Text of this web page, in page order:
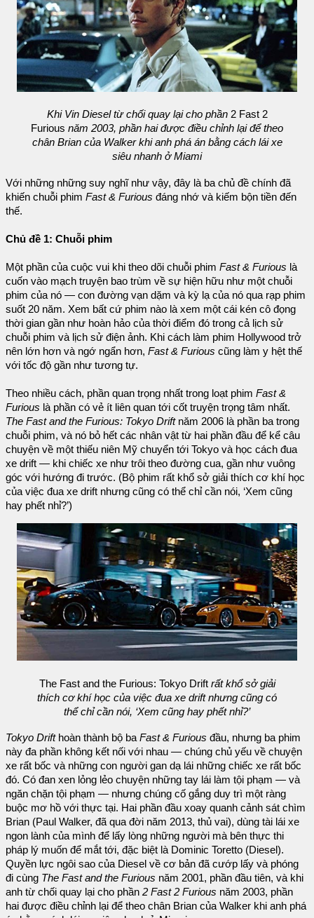
Khi Vin Diesel từ chối quay lại cho phần2 Fast 2
Furious năm 2003, phần hai được điều chỉnh lại để theo
chân Brian của Walker khi anh phá án bằng cách lái xe
siêu nhanh ở Miami
Với những những suy nghĩ như vậy, đây là ba chủ đề chính đã
khiến chuỗi phim Fast & Furious đáng nhớ và kiếm bộn tiền đến
thế.
Chủ đề 1: Chuỗi phim
Một phần của cuộc vui khi theo dõi chuỗi phim Fast & Furious là
cuốn vào mạch truyện bao trùm về sự hiện hữu như một chuỗi
phim của nó — con đường vạn dặm và kỳ lạ của nó qua rạp phim
suốt 20 năm. Xem bất cứ phim nào là xem một cái kén cô đọng
thời gian gần như hoàn hảo của thời điểm đó trong cả lịch sử
chuỗi phim và lịch sử điện ảnh. Khi cách làm phim Hollywood trở
nên lớn hơn và ngớ ngẩn hơn, Fast & Furious cũng làm y hệt thế
với tốc độ gần như tương tự.
Theo nhiều cách, phần quan trọng nhất trong loạt phim Fast &
Furious là phần có vẻ ít liên quan tới cốt truyện trọng tâm nhất.
The Fast and the Furious: Tokyo Driftnăm 2006 là phần ba trong
chuỗi phim, và nó bỏ hết các nhân vật từ hai phần đầu để kể câu
chuyện về một thiếu niên Mỹ chuyển tới Tokyo và học cách đua
xe drift — khi chiếc xe như trôi theo đường cua, gần như vuông
góc với hướng đi trước. (Bộ phim rất khổ sở giải thích cơ khí học
của việc đua xe drift nhưng cũng có thể chỉ cần nói, ‘Xem cũng
hay phết nhỉ?’)
The Fast and the Furious: Tokyo Drift rất khổ sở giải
thích cơ khí học của việc đua xe drift nhưng cũng có
thể chỉ cần nói, ‘Xem cũng hay phết nhỉ?’
Tokyo Drifthoàn thành bộ baFast & Furious đầu, nhưng ba phim
này đa phần không kết nối với nhau — chúng chủ yếu về chuyện
xe rất bốc và những con người gan dạ lái những chiếc xe rất bốc
đó. Có đan xen lỏng lẻo chuyện những tay lái làm tội phạm — và
ngăn chặn tội phạm — nhưng chúng cố gắng duy trì một ràng
buộc mơ hồ với thực tại. Hai phần đầu xoay quanh cảnh sát chìm
Brian (Paul Walker, đã qua đời năm 2013, thủ vai), dùng tài lái xe
ngon lành của mình để lấy lòng những người mà bên thực thi
pháp lý muốn để mắt tới, đặc biệt là Dominic Toretto (Diesel).
Quyền lực ngôi sao của Diesel về cơ bản đã cướp lấy và phóng
đi cùng The Fast and the Furious năm 2001, phần đầu tiên, và khi
anh từ chối quay lại cho phần 2 Fast 2 Furious năm 2003, phần
hai được điều chỉnh lại để theo chân Brian của Walker khi anh phá